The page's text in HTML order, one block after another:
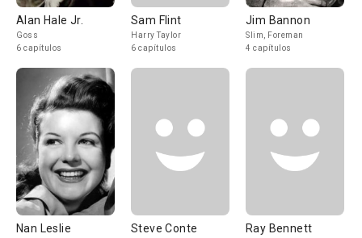
Alan Hale Jr.
Goss
6 capítulos
Sam Flint
Harry Taylor
6 capítulos
Jim Bannon
Slim, Foreman
4 capítulos
Nan Leslie Steve Conte Ray Bennett